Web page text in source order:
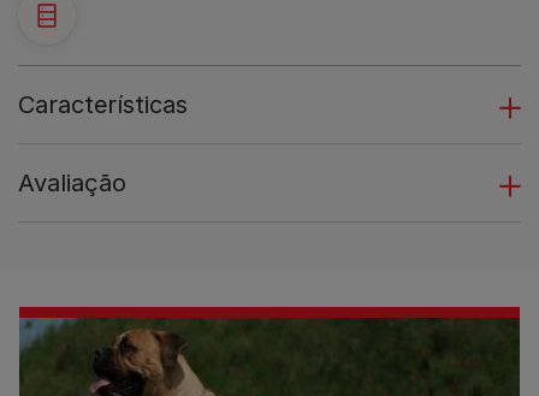
Características
Avaliação